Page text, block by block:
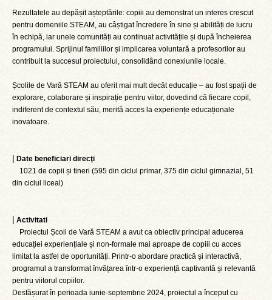
Rezultatele au depășit așteptările: copiii au demonstrat un interes crescut
pentru domeniile STEAM, au câștigat încredere în sine și abilități de lucru
în echipă, iar unele comunități au continuat activitățile și după încheierea
programului. Sprijinul familiilor și implicarea voluntară a profesorilor au
contribuit la succesul proiectului, consolidând conexiunile locale.
Școlile de Vară STEAM au oferit mai mult decât educație – au fost spații de
explorare, colaborare și inspirație pentru viitor, dovedind că fiecare copil,
indiferent de contextul său, merită acces la experiențe educaționale
inovatoare.
| Date beneficiari direcţi
1021 de copii și tineri (595 din ciclul primar, 375 din ciclul gimnazial, 51
din ciclul liceal)
| Activitati
Proiectul Școli de Vară STEAM a avut ca obiectiv principal aducerea
educației experiențiale și non-formale mai aproape de copiii cu acces
limitat la astfel de oportunități. Printr-o abordare practică și interactivă,
programul a transformat învățarea într-o experiență captivantă și relevantă
pentru viitorul copiilor.
Desfășurat în perioada iunie-septembrie 2024, proiectul a început cu